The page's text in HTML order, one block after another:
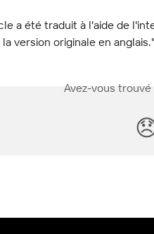
a été traduit à l'aide de
version originale en anglais."
Avez-vous